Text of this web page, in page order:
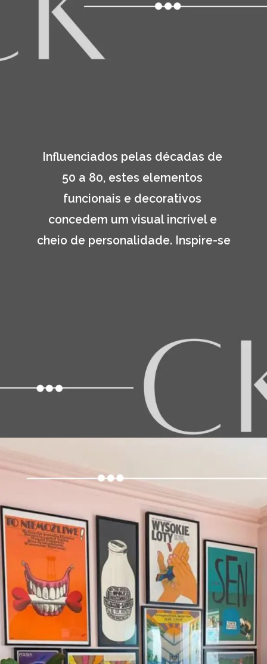
Influenciados pelas décadas de
50 a 80, estes elementos
funcionais e decorativos
concedem um visual incrível e
cheio de personalidade. Inspire-se